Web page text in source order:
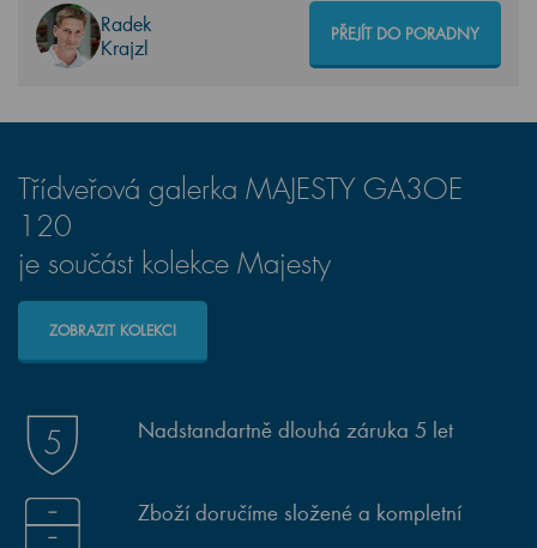
Radek
Krajzl
PŘEJÍT DO PORADNY
Třídveřová galerka MAJESTY GA3OE
120
je součást kolekce Majesty
ZOBRAZIT KOLEKCI
Nadstandartně dlouhá záruka 5 let
Zboží doručíme složené a kompletní